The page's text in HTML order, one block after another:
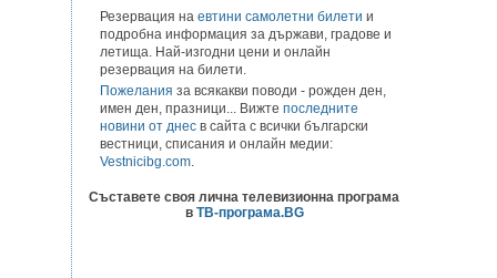
Резервация на евтини самолетни билети и
подробна информация за държави, градове и
летища. Най-изгодни цени и онлайн
резервация на билети.
Пожелания за всякакви поводи - рожден ден,
имен ден, празници... Вижте последните
новини от днес в сайта с всички български
вестници, списания и онлайн медии:
Vestnicibg.com.
Съставете своя лична телевизионна програма
в ТВ-програма.BG